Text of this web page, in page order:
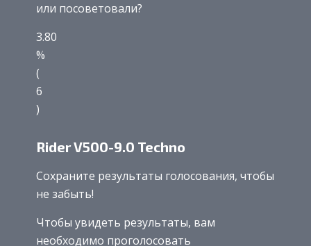
или посоветовали?
3.80
%
(
6
)
Rider V500-9.0 Techno
Сохраните результаты голосования, чтобы
не забыть!
Чтобы увидеть результаты, вам
необходимо проголосовать